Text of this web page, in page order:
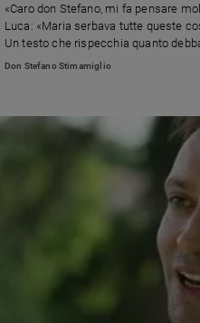
«Caro don Stefano, mi fa pensare
Luca: «Maria serbava tutte queste
Un testo che rispecchia quanto
Me la immagino come una donna
Don Stefano Stimamiglio